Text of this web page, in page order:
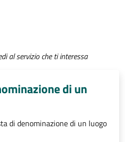
al servizio che ti interessa
di un
di denominazione di un luogo